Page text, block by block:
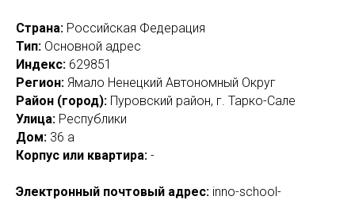
Страна: Российская Федерация
Тип: Основной адрес
Индекс: 629851
Регион: Ямало Ненецкий Автономный Округ
Район (город): Пуровский район, г. Тарко-Сале
Улица: Республики
Дом: 36 а
Корпус или квартира: -
Электронный почтовый адрес: inno-school-